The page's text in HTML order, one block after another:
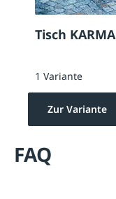
Tisch KARMA
1 Variante
Zur Variante
FAQ